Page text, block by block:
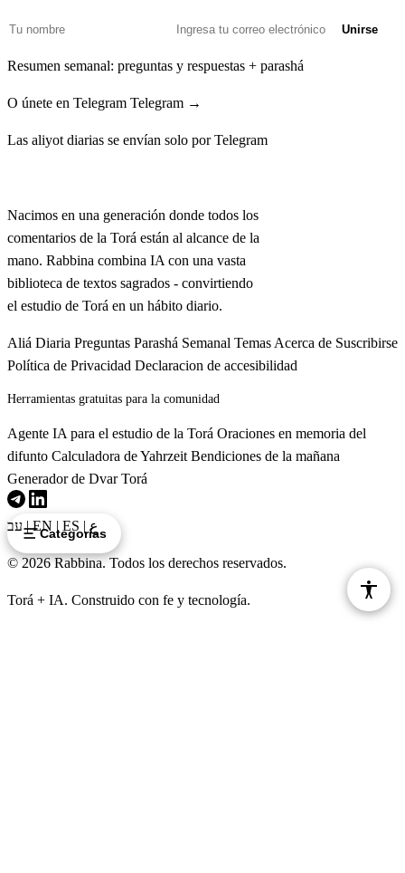
Categorías
Unirse
Resumen semanal: preguntas y respuestas + parashá
O únete en Telegram Telegram →
Las aliyot diarias se envían solo por Telegram
Nacimos en una generación donde todos los
comentarios de la Torá están al alcance de la
mano. Rabbina combina IA con una vasta
biblioteca de textos sagrados - convirtiendo
el estudio de Torá en un hábito diario.
Aliá Diaria Preguntas Parashá Semanal Temas Acerca de Suscribirse
Política de Privacidad Declaracion de accesibilidad
Herramientas gratuitas para la comunidad
Agente IA para el estudio de la Torá Oraciones en memoria del
difunto Calculadora de Yahrzeit Bendiciones de la mañana
Generador de Dvar Torá
עב|EN | ES | ع
© 2026 Rabbina. Todos los derechos reservados.
Torá + IA. Construido con fe y tecnología.